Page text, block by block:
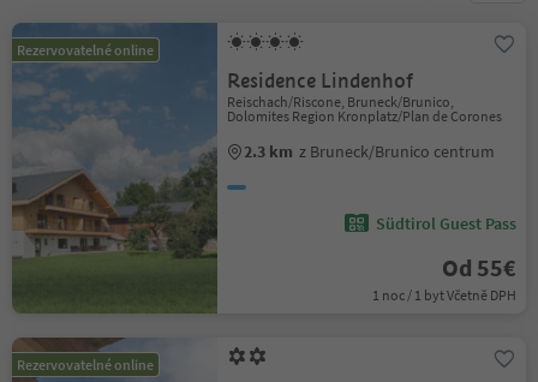
Rezervovatelné online
Residence Lindenhof
Reischach/Riscone, Bruneck/Brunico,
Dolomites Region Kronplatz/Plan de Corones
2.3 km z Bruneck/Brunico centrum
Südtirol Guest Pass
Od 55€
1 noc / 1 byt Včetně DPH
Rezervovatelné online